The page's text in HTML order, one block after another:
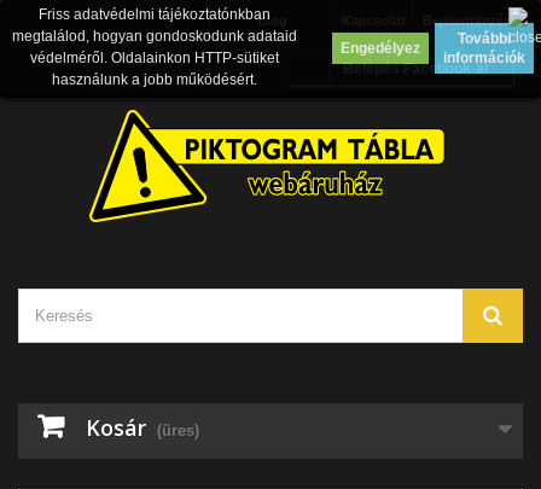
Bejelentkezés
Blog
Belépés Facebook-al
Kosár (üres)
Friss adatvédelmi tájékoztatónkban
megtalálod, hogyan gondoskodunk adataid
védelméről. Oldalainkon HTTP-sütiket
használunk a jobb működésért.
Engedélyez
További
információk